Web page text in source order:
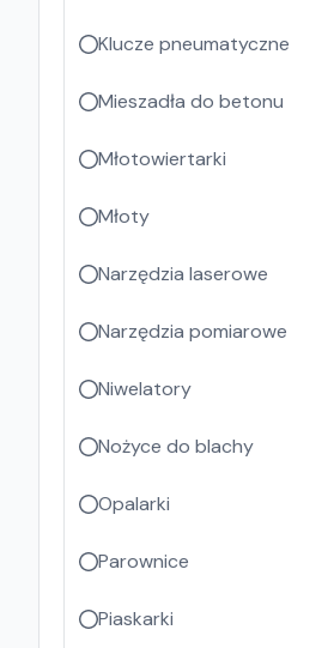
Klucze pneumatyczne
Mieszadła do betonu
Młotowiertarki
Młoty
Narzędzia laserowe
Narzędzia pomiarowe
Niwelatory
Nożyce do blachy
Opalarki
Parownice
Piaskarki